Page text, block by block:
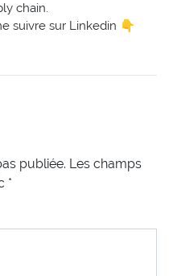
chain.
suivre sur Linkedin 👇
publiée. Les champs
*